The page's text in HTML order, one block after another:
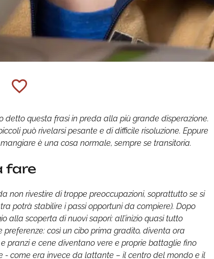
detto questa frasi in preda alla più grande disperazione.
può rivelarsi pesante e di difficile risoluzione. Eppure
è una cosa normale, sempre se transitoria.
fare
non rivestire di troppe preoccupazioni, soprattutto se si
potrà stabilire i passi opportuni da compiere). Dopo
alla scoperta di nuovi sapori: all’inizio quasi tutto
così un cibo prima gradito, diventa ora
pranzi e cene diventano vere e proprie battaglie fino
- come era invece da lattante – il centro del mondo e il